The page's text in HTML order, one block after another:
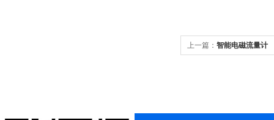
上一篇： 智能电磁流量计